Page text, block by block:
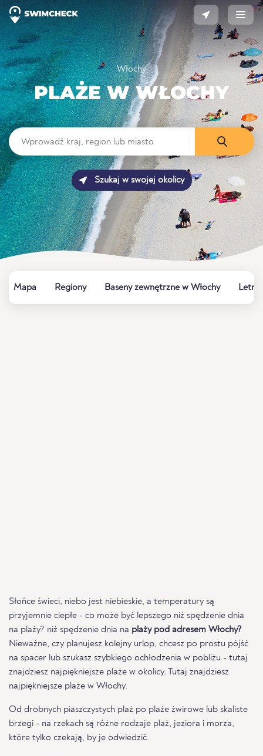
Włochy
PLAŻE W WŁOCHY
Szukaj w swojej okolicy
Mapa Regiony Baseny zewnętrzne w Włochy
Słońce świeci, niebo jest niebieskie, a temperatury są
przyjemnie ciepłe - co może być lepszego niż spędzenie dnia
na plaży? niż spędzenie dnia na plaży pod adresem Włochy?
Nieważne, czy planujesz kolejny urlop, chcesz po prostu pójść
na spacer lub szukasz szybkiego ochłodzenia w pobliżu - tutaj
znajdziesz najpiękniejsze plaże w okolicy. Tutaj znajdziesz
najpiękniejsze plaże w Włochy.
Od drobnych piaszczystych plaż po plaże żwirowe lub skaliste
brzegi - na rzekach są różne rodzaje plaż, jeziora i morza,
które tylko czekają, by je odwiedzić.